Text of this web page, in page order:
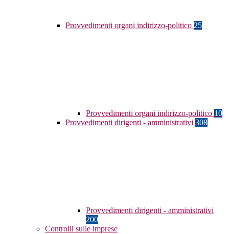
Provvedimenti organi indirizzo-politico 25
Provvedimenti organi indirizzo-politico 10
Provvedimenti dirigenti - amministrativi 308
Provvedimenti dirigenti - amministrativi
200
Controlli sulle imprese